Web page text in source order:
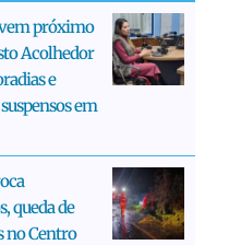
próximo
Acolhedor
e
em
queda de
no Centro